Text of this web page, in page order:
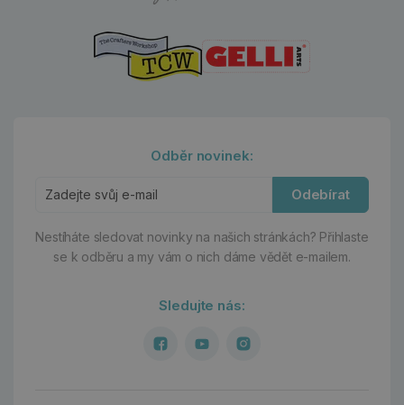
Odběr novinek:
Odebírat
Nestíháte sledovat novinky na našich stránkách? Přihlaste
se k odběru a my vám o nich dáme vědět e-mailem.
Sledujte nás: